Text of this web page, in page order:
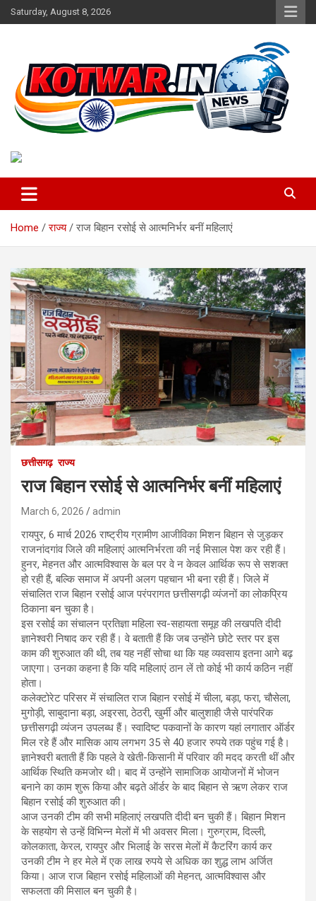
Skip
to
Saturday, August 8, 2026
kotwar.in
Home राज्य राज बिहान रसोई से आत्मनिर्भर बनीं महिलाएं
छत्तीसगढ़ राज्य
राज बिहान रसोई से आत्मनिर्भर बनीं महिलाएं
March 6, 2026 admin
रायपुर, 6 मार्च 2026 राष्ट्रीय ग्रामीण आजीविका मिशन बिहान से जुड़कर
राजनांदगांव जिले की महिलाएं आत्मनिर्भरता की नई मिसाल पेश कर रही हैं।
हुनर, मेहनत और आत्मविश्वास के बल पर वे न केवल आर्थिक रूप से सशक्त
हो रही हैं, बल्कि समाज में अपनी अलग पहचान भी बना रही हैं। जिले में
संचालित राज बिहान रसोई आज परंपरागत छत्तीसगढ़ी व्यंजनों का लोकप्रिय
ठिकाना बन चुका है।
इस रसोई का संचालन प्रतिज्ञा महिला स्व-सहायता समूह की लखपति दीदी
ज्ञानेश्वरी निषाद कर रही हैं। वे बताती हैं कि जब उन्होंने छोटे स्तर पर इस
काम की शुरुआत की थी, तब यह नहीं सोचा था कि यह व्यवसाय इतना आगे बढ़
जाएगा। उनका कहना है कि यदि महिलाएं ठान लें तो कोई भी कार्य कठिन नहीं
होता।
कलेक्टोरेट परिसर में संचालित राज बिहान रसोई में चीला, बड़ा, फरा, चौसेला,
मुगोड़ी, साबुदाना बड़ा, अइरसा, ठेठरी, खुर्मी और बालुशाही जैसे पारंपरिक
छत्तीसगढ़ी व्यंजन उपलब्ध हैं। स्वादिष्ट पकवानों के कारण यहां लगातार ऑर्डर
मिल रहे हैं और मासिक आय लगभग 35 से 40 हजार रुपये तक पहुंच गई है।
ज्ञानेश्वरी बताती हैं कि पहले वे खेती-किसानी में परिवार की मदद करती थीं और
आर्थिक स्थिति कमजोर थी। बाद में उन्होंने सामाजिक आयोजनों में भोजन
बनाने का काम शुरू किया और बढ़ते ऑर्डर के बाद बिहान से ऋण लेकर राज
बिहान रसोई की शुरुआत की।
आज उनकी टीम की सभी महिलाएं लखपति दीदी बन चुकी हैं। बिहान मिशन
के सहयोग से उन्हें विभिन्न मेलों में भी अवसर मिला। गुरुग्राम, दिल्ली,
कोलकाता, केरल, रायपुर और भिलाई के सरस मेलों में कैटरिंग कार्य कर
उनकी टीम ने हर मेले में एक लाख रुपये से अधिक का शुद्ध लाभ अर्जित
किया। आज राज बिहान रसोई महिलाओं की मेहनत, आत्मविश्वास और
सफलता की मिसाल बन चुकी है।